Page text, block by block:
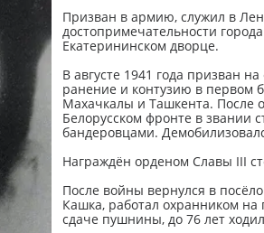
Призван в армию, служил в
достопримечательности
Екатерининском дворце.
В августе 1941 года призван
ранение и контузию в первом
Махачкалы и Ташкента. После
Белорусском фронте в звании
бандеровцами.
Награждён орденом Славы III
После войны вернулся в
Кашка, работал охранником
сдаче пушнины, до 76 лет